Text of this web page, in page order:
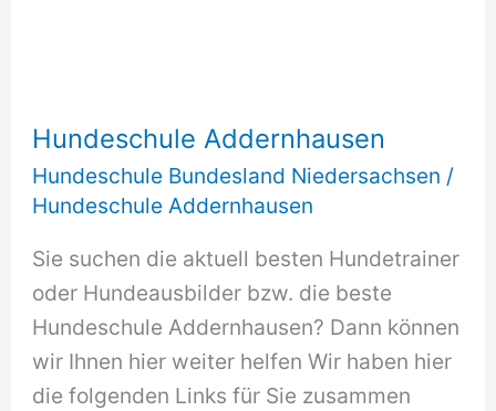
Hundeschule Addernhausen
Hundeschule Bundesland Niedersachsen /
Hundeschule Addernhausen
Sie suchen die aktuell besten Hundetrainer
oder Hundeausbilder bzw. die beste
Hundeschule Addernhausen? Dann können
wir Ihnen hier weiter helfen Wir haben hier
die folgenden Links für Sie zusammen